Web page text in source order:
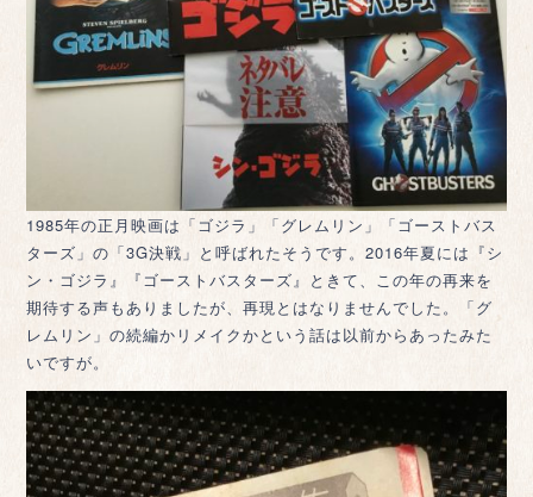
1985年の正月映画は「ゴジラ」「グレムリン」「ゴーストバス
ターズ」の「3G決戦」と呼ばれたそうです。2016年夏には『シ
ン・ゴジラ』『ゴーストバスターズ』ときて、この年の再来を
期待する声もありましたが、再現とはなりませんでした。「グ
レムリン」の続編かリメイクかという話は以前からあったみた
いですが。